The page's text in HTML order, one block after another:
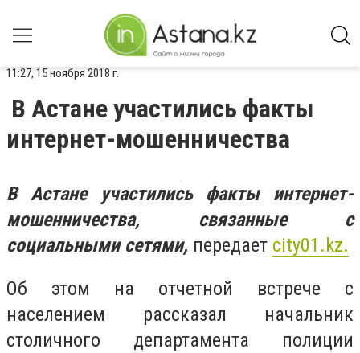
11:27, 15 ноября 2018 г.
В Астане участились факты
интернет-мошенничества
В Астане участились факты интернет-
мошенничества, связанные с
социальными сетями, передает city01.kz.
Об этом на отчетной встрече с
населением рассказал начальник
столичного департамента полиции